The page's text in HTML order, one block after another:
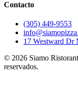
Contacto
(305) 449-9553
17 Westward Dr
© 2026 Siamo
reservados.